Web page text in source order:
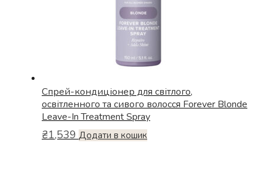
Спрей-кондиціонер для світлого,
освітленного та сивого волосся Forever Blonde
Leave-In Treatment Spray
₴1,539 Додати в кошик